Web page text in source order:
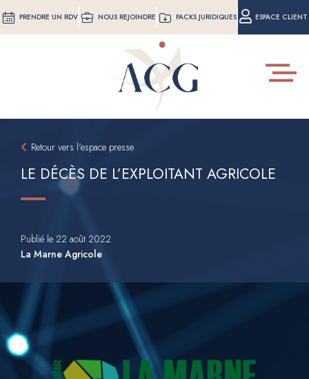
Aller
au
PRENDRE UN RDV NOUS REJOINDRE PACKS JURIDIQUES ESPACE CLIENT
Toggle
Retour vers l'espace presse
LE DÉCÈS DE L’EXPLOITANT AGRICOLE
Publié le 22 août 2022
La Marne Agricole